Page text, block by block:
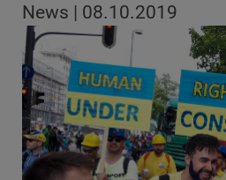
News | 08.10.2019